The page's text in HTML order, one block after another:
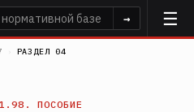
→
› РАЗДЕЛ 04
ПОСОБИЕ